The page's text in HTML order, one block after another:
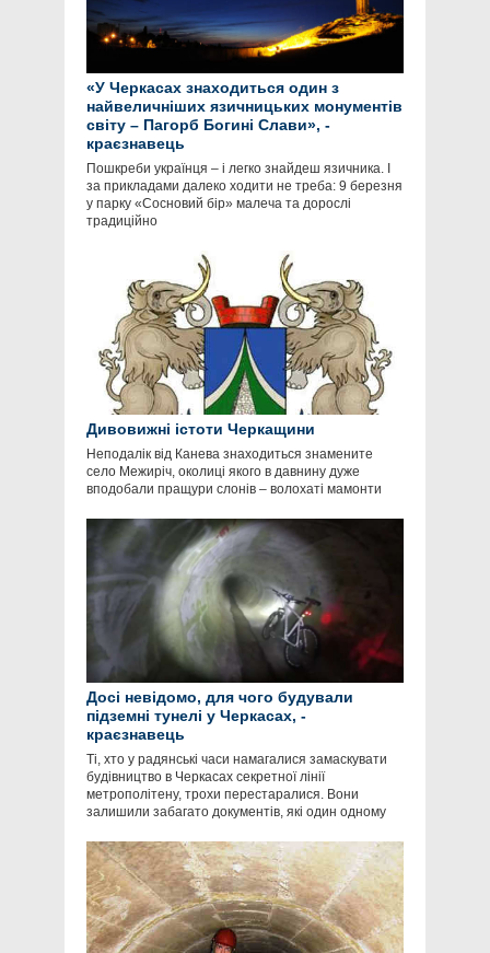
«У Черкасах знаходиться один з
найвеличніших язичницьких монументів
світу – Пагорб Богині Слави», -
краєзнавець
Пошкреби українця – і легко знайдеш язичника. І
за прикладами далеко ходити не треба: 9 березня
у парку «Сосновий бір» малеча та дорослі
традиційно
Дивовижні істоти Черкащини
Неподалік від Канева знаходиться знамените
село Межиріч, околиці якого в давнину дуже
вподобали пращури слонів – волохаті мамонти
Досі невідомо, для чого будували
підземні тунелі у Черкасах, -
краєзнавець
Ті, хто у радянські часи намагалися замаскувати
будівництво в Черкасах секретної лінії
метрополітену, трохи перестаралися. Вони
залишили забагато документів, які один одному